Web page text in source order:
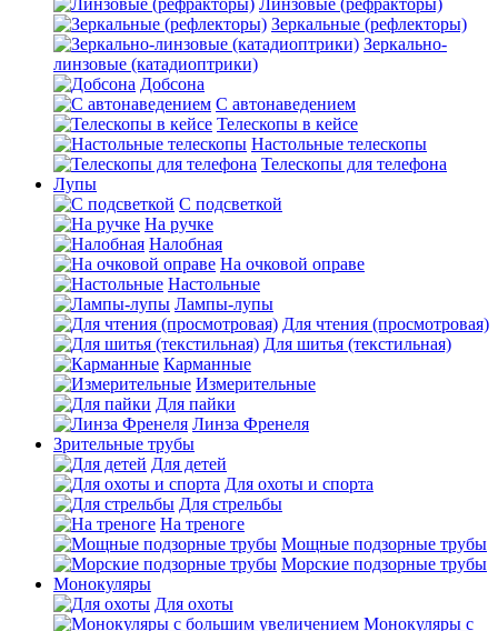
Линзовые (рефракторы)
Зеркальные (рефлекторы)
Зеркально-
линзовые (катадиоптрики)
Добсона
С автонаведением
Телескопы в кейсе
Настольные телескопы
Телескопы для телефона
Лупы
С подсветкой
На ручке
Налобная
На очковой оправе
Настольные
Лампы-лупы
Для чтения (просмотровая)
Для шитья (текстильная)
Карманные
Измерительные
Для пайки
Линза Френеля
Зрительные трубы
Для детей
Для охоты и спорта
Для стрельбы
На треноге
Мощные подзорные трубы
Морские подзорные трубы
Монокуляры
Для охоты
Монокуляры с